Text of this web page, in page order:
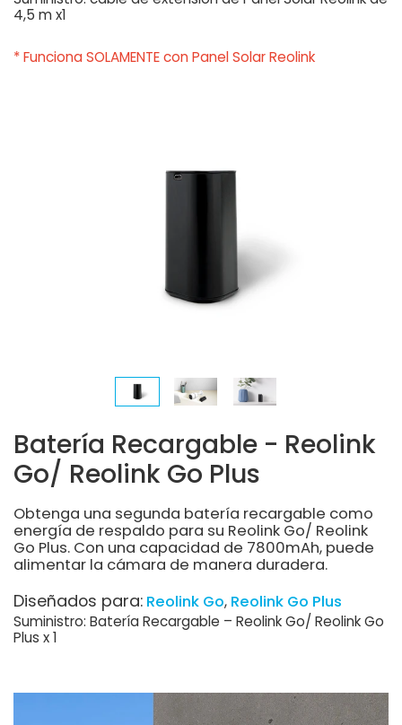
4,5 m x1
* Funciona SOLAMENTE con Panel Solar Reolink
Batería Recargable - Reolink
Go/ Reolink Go Plus
Obtenga una segunda batería recargable como
energía de respaldo para su Reolink Go/ Reolink
Go Plus. Con una capacidad de 7800mAh, puede
alimentar la cámara de manera duradera.
Diseñados para: Reolink Go Reolink Go Plus
Suministro: Batería Recargable – Reolink Go/ Reolink Go
Plus x 1